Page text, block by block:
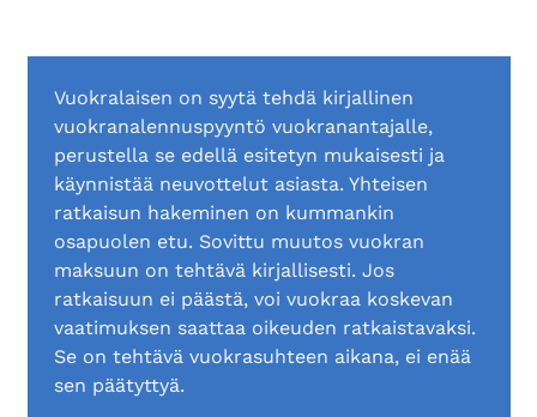
Vuokralaisen on syytä tehdä kirjallinen
vuokranalennuspyyntö vuokranantajalle,
perustella se edellä esitetyn mukaisesti ja
käynnistää neuvottelut asiasta. Yhteisen
ratkaisun hakeminen on kummankin
osapuolen etu. Sovittu muutos vuokran
maksuun on tehtävä kirjallisesti. Jos
ratkaisuun ei päästä, voi vuokraa koskevan
vaatimuksen saattaa oikeuden ratkaistavaksi.
Se on tehtävä vuokrasuhteen aikana, ei enää
sen päätyttyä.